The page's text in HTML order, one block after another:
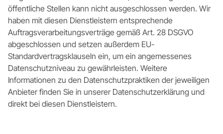
öffentliche Stellen kann nicht ausgeschlossen werden. Wir
haben mit diesen Dienstleistern entsprechende
Auftragsverarbeitungsverträge gemäß Art. 28 DSGVO
abgeschlossen und setzen außerdem EU-
Standardvertragsklauseln ein, um ein angemessenes
Datenschutzniveau zu gewährleisten. Weitere
Informationen zu den Datenschutzpraktiken der jeweiligen
Anbieter finden Sie in unserer Datenschutzerklärung und
direkt bei diesen Dienstleistern.